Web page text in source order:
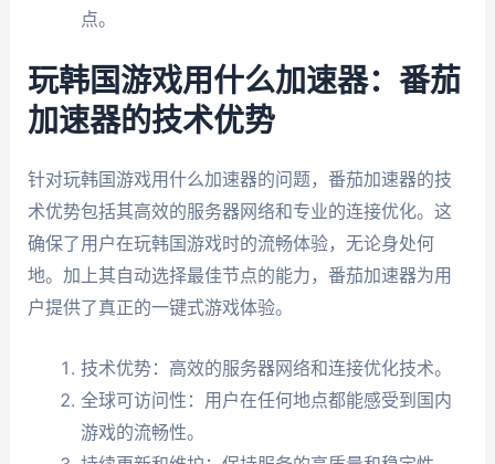
点。
玩韩国游戏用什么加速器：番茄
加速器的技术优势
针对玩韩国游戏用什么加速器的问题，番茄加速器的技
术优势包括其高效的服务器网络和专业的连接优化。这
确保了用户在玩韩国游戏时的流畅体验，无论身处何
地。加上其自动选择最佳节点的能力，番茄加速器为用
户提供了真正的一键式游戏体验。
技术优势：高效的服务器网络和连接优化技术。
全球可访问性：用户在任何地点都能感受到国内
游戏的流畅性。